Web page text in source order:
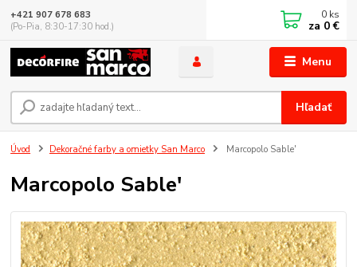
Menu
Hľadať
+421 907 678 683
(Po-Pia, 8:30-17:30 hod.)
0 ks
za 0 €
Úvod Dekoračné farby a omietky San Marco Marcopolo Sable'
Marcopolo Sable'